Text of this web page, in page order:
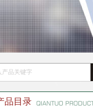
品目录